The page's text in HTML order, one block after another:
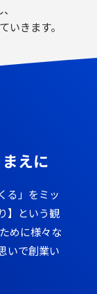
いきます。
えに
る」をミッ
】という観
めに様々な
いで創業い